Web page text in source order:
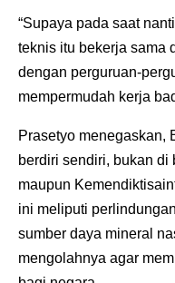
“Supaya pada saat
teknis itu bekerja sama
dengan perguruan-
mempermudah kerja
Prasetyo menegaskan,
berdiri sendiri, bukan di
maupun
ini meliputi
sumber daya mineral
mengolahnya agar